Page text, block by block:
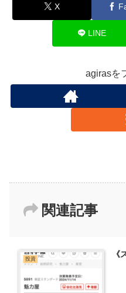
X
LINE
agirasを
関連記事
投資